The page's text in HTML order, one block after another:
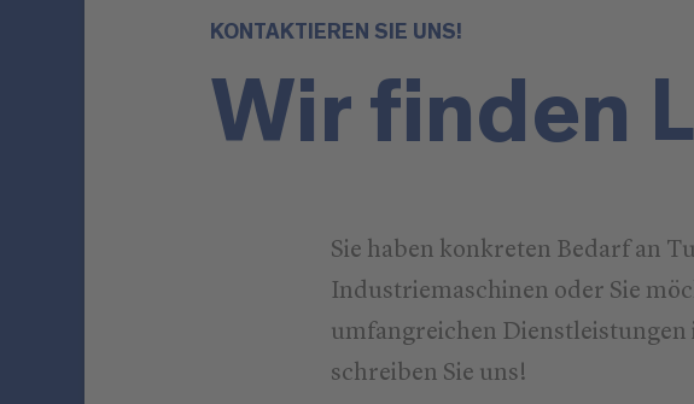
KONTAKTIEREN SIE UNS!
Wir finden
Sie haben konkreten Bedarf an
Industriemaschinen oder Sie
umfangreichen Dienstleistungen
schreiben Sie uns!